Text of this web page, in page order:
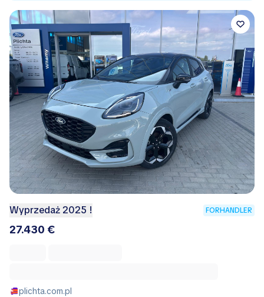
Wyprzedaż 2025 ! FORHANDLER
27.430 €
plichta.com.pl